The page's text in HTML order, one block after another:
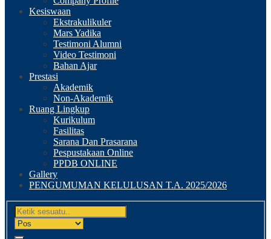
Kesiswaan
Ekstrakulikuler
Mars Yadika
Testimoni Alumni
Video Testimoni
Bahan Ajar
Prestasi
Akademik
Non-Akademik
Ruang Lingkup
Kurikulum
Fasilitas
Sarana Dan Prasarana
Pespustakaan Online
PPDB ONLINE
Gallery
PENGUMUMAN KELULUSAN T.A. 2025/2026